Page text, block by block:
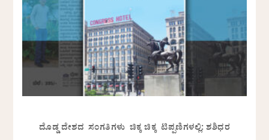
ದೊಡ್ಡ ದೇಶದ ಸಂಗತಿಗಳು ಚಿಕ್ಕ ಚಿಕ್ಕ ಟಿಪ್ಪಣಿಗಳಲ್ಲಿ: ಶಶಿಧರ